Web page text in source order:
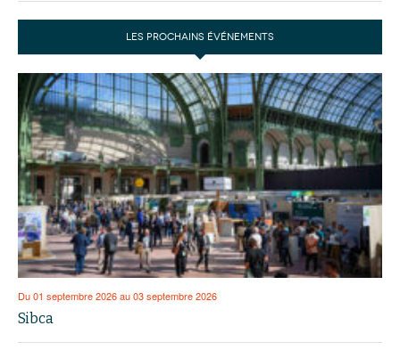
LES PROCHAINS ÉVÉNEMENTS
Du 01 septembre 2026 au 03 septembre 2026
Sibca